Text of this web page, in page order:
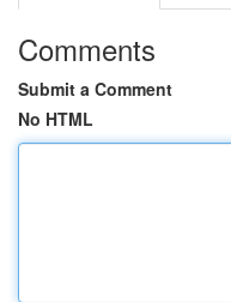
Comments
Submit a Comment
No HTML